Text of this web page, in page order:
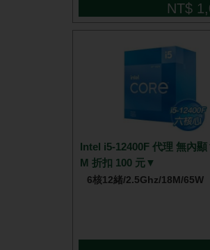
NT$
Intel i5-12400F 代理 無內
M 折扣 100 元▼
6核12緒/2.5Ghz/18M/65W